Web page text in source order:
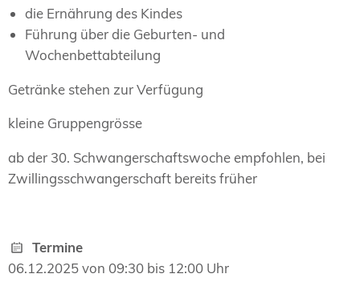
die Ernährung des Kindes
Führung über die Geburten- und
Wochenbettabteilung
Getränke stehen zur Verfügung
kleine Gruppengrösse
ab der 30. Schwangerschaftswoche empfohlen, bei
Zwillingsschwangerschaft bereits früher
Termine
06.12.2025 von 09:30 bis 12:00 Uhr